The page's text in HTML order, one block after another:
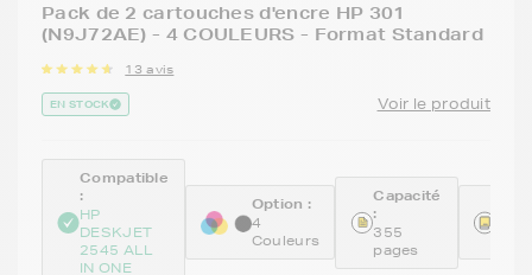
Pack de 2 cartouches d'encre HP 301
(N9J72AE) - 4 COULEURS - Format Standard
13 avis
EN STOCK Voir le produit
Compatible
:
HP
DESKJET
2545 ALL
IN ONE
Option :
4
Couleurs
Capacité
:
355
pages